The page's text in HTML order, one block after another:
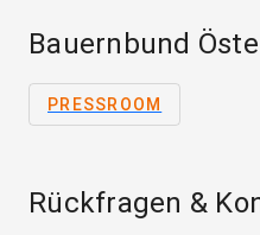
Bauernbund
PRESSROOM
Rückfragen &